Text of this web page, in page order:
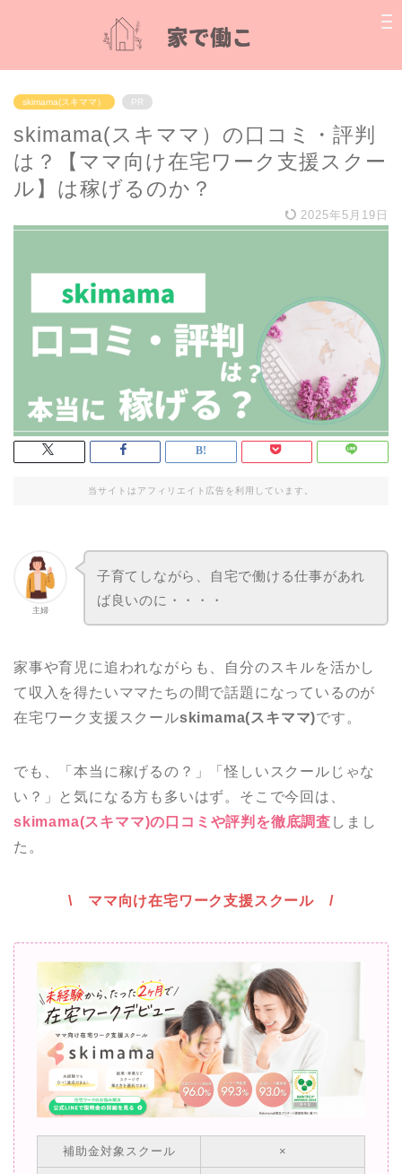
skimama(スキママ） PR
skimama(スキママ）の口コミ・評判
は？【ママ向け在宅ワーク支援スクー
ル】は稼げるのか？
2025年5月19日
当サイトはアフィリエイト広告を利用しています。
主婦
子育てしながら、自宅で働ける仕事があれ
ば良いのに・・・・
家事や育児に追われながらも、自分のスキルを活かし
て収入を得たいママたちの間で話題になっているのが
在宅ワーク支援スクールskimama(スキママ)です。
でも、「本当に稼げるの？」「怪しいスクールじゃな
い？」と気になる方も多いはず。そこで今回は、
skimama(スキママ)の口コミや評判を徹底調査 しまし
た。
\ ママ向け在宅ワーク支援スクール /
補助金対象スクール ×